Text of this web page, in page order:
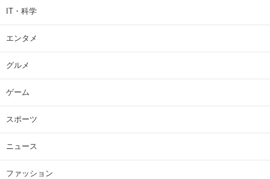
IT・科学
エンタメ
グルメ
ゲーム
スポーツ
ニュース
ファッション